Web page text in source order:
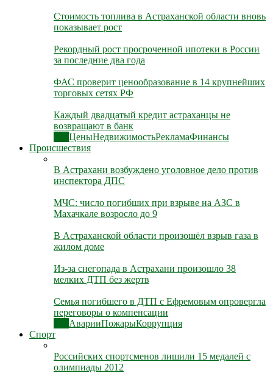
Стоимость топлива в Астраханской области вновь
показывает рост
Рекордный рост просроченной ипотеки в России
за последние два года
ФАС проверит ценообразование в 14 крупнейших
торговых сетях РФ
Каждый двадцатый кредит астраханцы не
возвращают в банк
ЦеныНедвижимостьРекламаФинансы
Происшествия
В Астрахани возбуждено уголовное дело против
инспектора ДПС
МЧС: число погибших при взрыве на АЗС в
Махачкале возросло до 9
В Астраханской области произошёл взрыв газа в
жилом доме
Из-за снегопада в Астрахани произошло 38
мелких ДТП без жертв
Семья погибшего в ДТП с Ефремовым опровергла
переговоры о компенсации
АварииПожарыКоррупция
Спорт
Российских спортсменов лишили 15 медалей с
олимпиады 2012